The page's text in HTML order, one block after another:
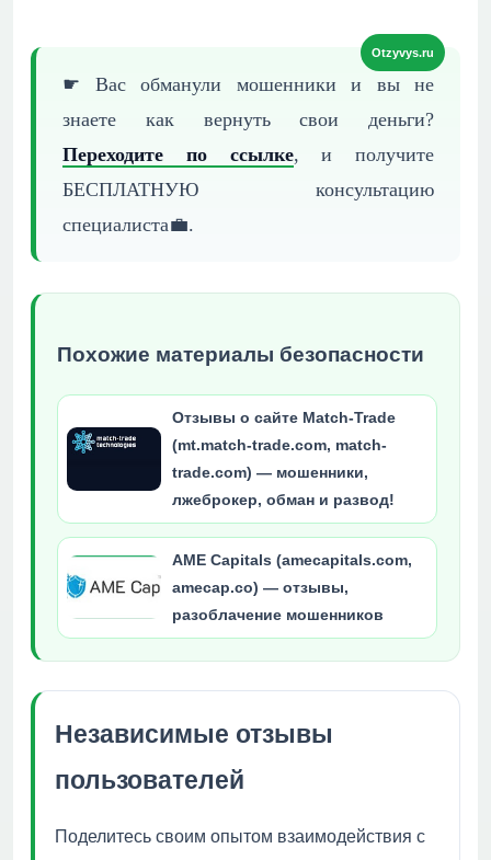
☛ Вас обманули мошенники и вы не
знаете как вернутьсвои деньги?
Переходите по ссылке, и получите
БЕСПЛАТНУЮ консультацию
специалиста💼.
Похожие материалы безопасности
Отзывы о сайте Match-Trade
(mt.match-trade.com, match-
trade.com) — мошенники,
лжеброкер, обман и развод!
AME Capitals (amecapitals.com,
amecap.co) — отзывы,
разоблачение мошенников
Независимые отзывы
пользователей
Поделитесь своим опытом взаимодействия с